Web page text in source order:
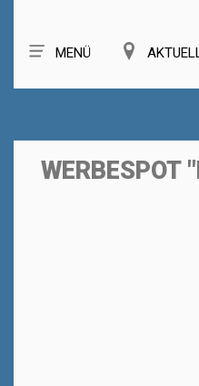
MENÜ
WERBESPOT